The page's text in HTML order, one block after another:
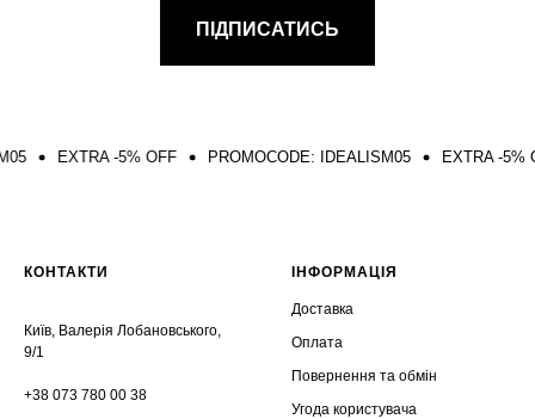
ПІДПИСАТИСЬ
EXTRA -5% OFF PROMOCODE: IDEALISM05 EXTRA -5% OFF
КОНТАКТИ
Київ, Валерія Лобановського,
9/1
+38 073 780 00 38
ІНФОРМАЦІЯ
Доставка
Оплата
Повернення та обмін
Угода користувача